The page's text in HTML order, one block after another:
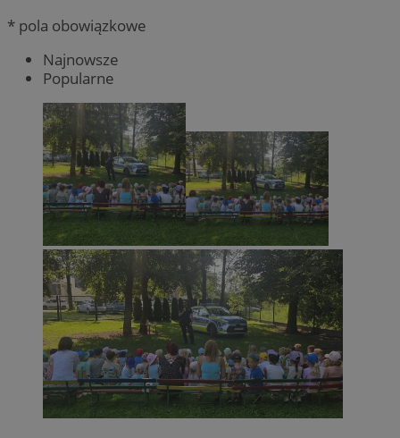
* pola obowiązkowe
Najnowsze
Popularne